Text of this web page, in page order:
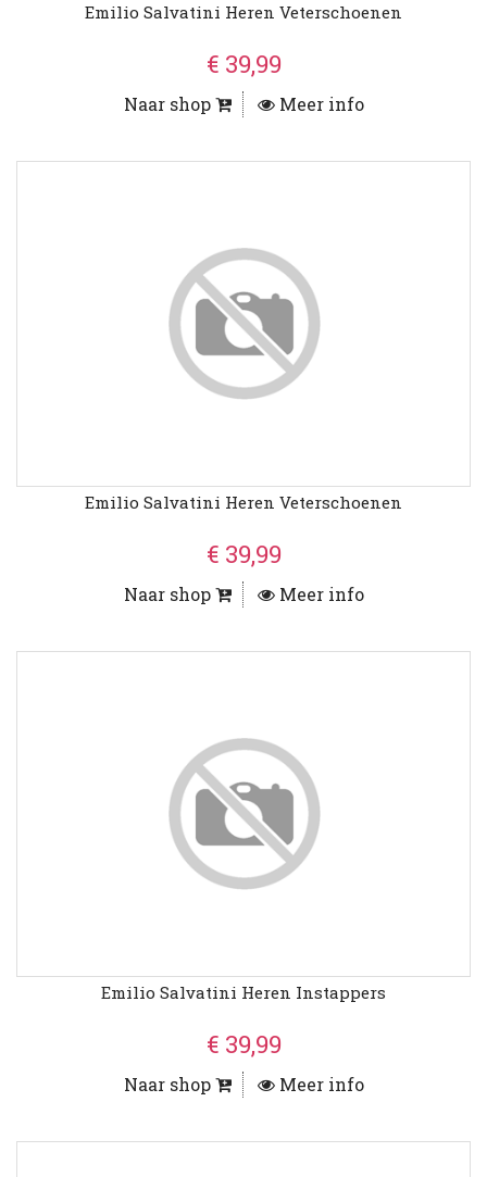
Emilio Salvatini Heren Veterschoenen
€ 39,99
Naar shop Meer info
Emilio Salvatini Heren Veterschoenen
€ 39,99
Naar shop Meer info
Emilio Salvatini Heren Instappers
€ 39,99
Naar shop Meer info